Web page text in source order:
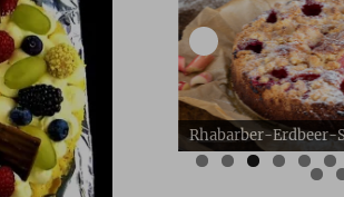
Rhabarber-Erdbeer-Streuselkuchen
3 4